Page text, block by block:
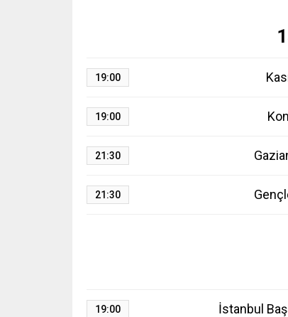
19:00
19:00
21:30
21:30
19:00 İstanbul